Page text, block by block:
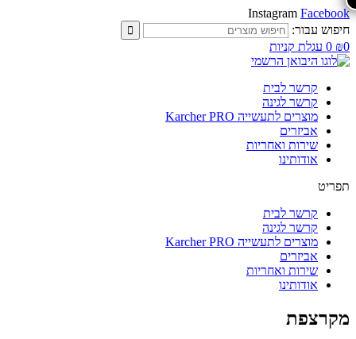
Instagram Facebook
חיפוש עבור:
₪0
0 עגלת קניות
קרשר לבית
קרשר לגינה
מוצרים לתעשייה Karcher PRO
אביזרים
שירות ואחריות
אודותינו
תפריט
קרשר לבית
קרשר לגינה
מוצרים לתעשייה Karcher PRO
אביזרים
שירות ואחריות
אודותינו
מקרצפת